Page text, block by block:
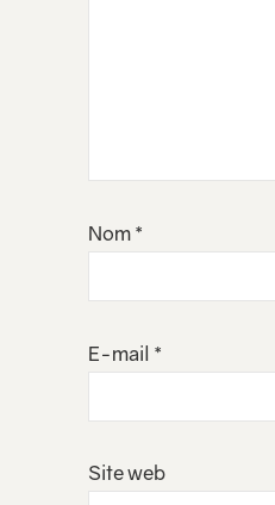
Nom *
E-mail *
Site web